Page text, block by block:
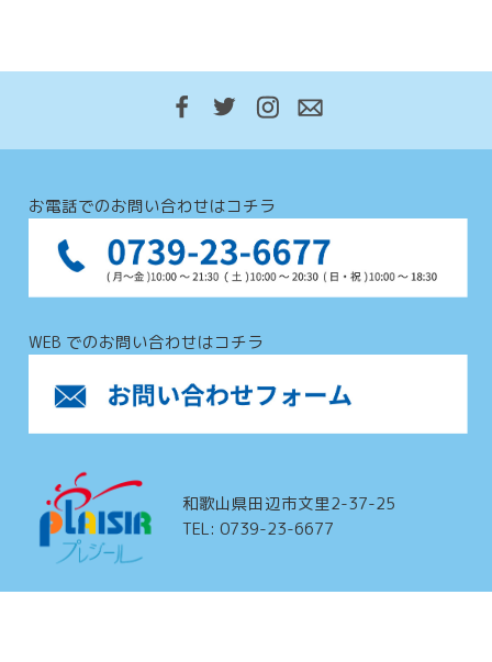
お電話でのお問い合わせはコチラ
WEB でのお問い合わせはコチラ
和歌山県田辺市文里2-37-25
TEL: 0739-23-6677